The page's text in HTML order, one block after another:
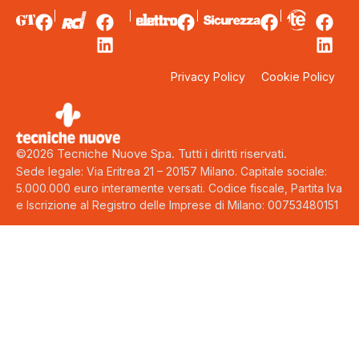
Privacy Policy Cookie Policy
©2026 Tecniche Nuove Spa. Tutti i diritti riservati.
Sede legale: Via Eritrea 21 – 20157 Milano. Capitale sociale:
5.000.000 euro interamente versati. Codice fiscale, Partita Iva
e Iscrizione al Registro delle Imprese di Milano: 00753480151